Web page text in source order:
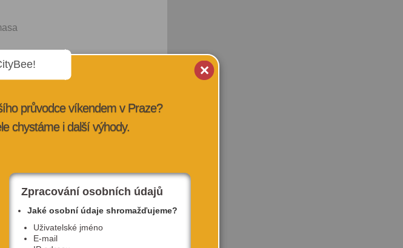
eventů a
sportem. Sportovní
veškeré nákupy, služby,
průvodce víkendem v Praze?
chystáme i další výhody.
Zpracování osobních údajů
Jaké osobní údaje shromažďujeme?
Uživatelské jméno
E-mail